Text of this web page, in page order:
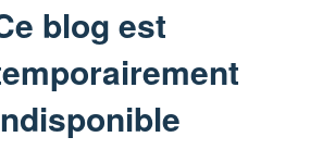
blog est